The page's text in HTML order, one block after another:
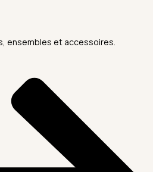
ensembles et accessoires.